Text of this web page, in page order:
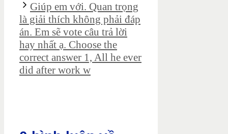
Giúp em với. Quan trọng
là giải thích không phải đáp
án. Em sẽ vote câu trả lời
hay nhất ạ. Choose the
correct answer 1, All he ever
did after work w